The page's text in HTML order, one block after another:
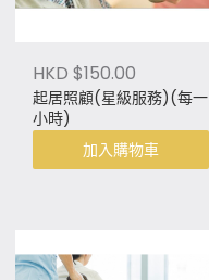
HKD $150.00
起居照顧(星級服務)(每一
小時)
加入購物車